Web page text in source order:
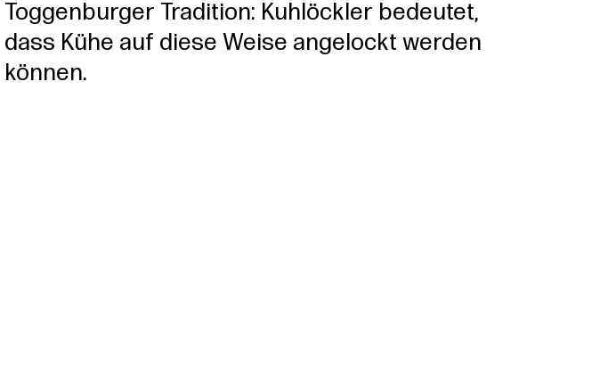
Toggenburger Tradition: Kuhlöckler bedeutet,
dass Kühe auf diese Weise angelockt werden
können.